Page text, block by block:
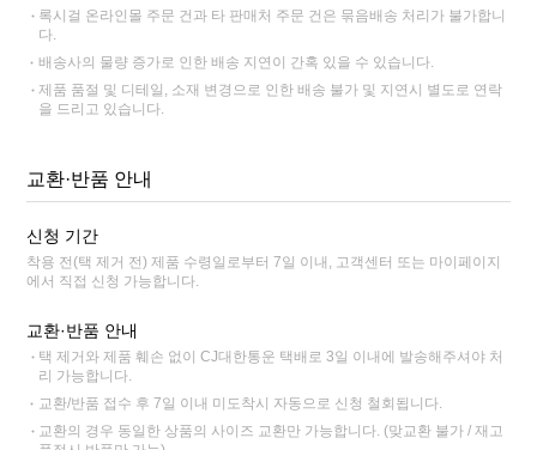
록시걸 온라인몰 주문 건과 타 판매처 주문 건은 묶음배송 처리가 불가합니
다.
배송사의 물량 증가로 인한 배송 지연이 간혹 있을 수 있습니다.
제품 품절 및 디테일, 소재 변경으로 인한 배송 불가 및 지연시 별도로 연락
을 드리고 있습니다.
교환·반품 안내
신청 기간
착용 전(택 제거 전) 제품 수령일로부터 7일 이내, 고객센터 또는 마이페이지
에서 직접 신청 가능합니다.
교환·반품 안내
택 제거와 제품 훼손 없이 CJ대한통운 택배로 3일 이내에 발송해주셔야 처
리 가능합니다.
교환/반품 접수 후 7일 이내 미도착시 자동으로 신청 철회됩니다.
교환의 경우 동일한 상품의 사이즈 교환만 가능합니다. (맞교환 불가 / 재고